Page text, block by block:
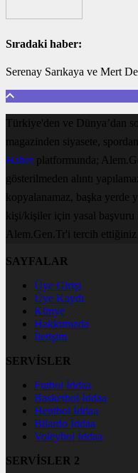
Sıradaki haber:
Serenay Sarıkaya ve Mert
Türkiye'den ve Dünya’dan
magazinden siyasete,
Haberplatformunda;
gösterilmeden alıntı
kopyalanamaz, başka yerde
kişi/kişiler için yasal başvuru
Alem.Gen.Tr'i tercih
SAYFALAR
Üye Girişi
Üye Kaydı
Künye
Hakkımızda
İletişim
SERVİSLER
Futbol İddaa
Basketbol İddaa
Hentbol İddaa
Bilardo İddaa
Voleybol İddaa
SERVİSLER 2